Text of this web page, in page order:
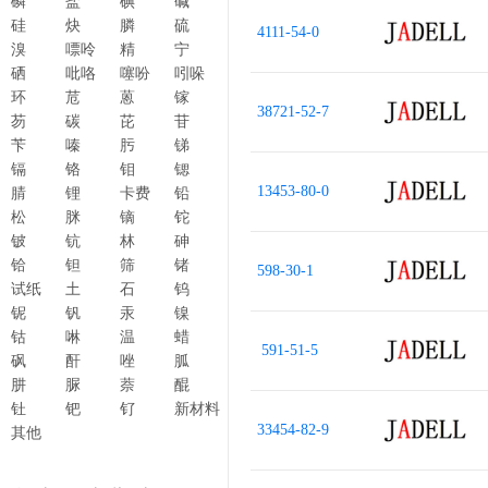
硅
炔 膦
硫
溴
嘌呤 精
宁
硒
吡咯 噻吩
吲哚
环
苊 蒽
镓
芴
碳 芘
苷
苄
嗪 肟
锑
镉
铬 钼
锶
腈
锂 卡费
铅
松
脒 镝
铊
铍
钪 林
砷
铪
钽 筛
锗
试纸
土 石
钨
铌
钒 汞
镍
钴
啉 温
蜡
砜
酐 唑
胍
肼
脲 萘
醌
钍
钯 钌
新材料
其他
4111-54-0
38721-52-7
13453-80-0
598-30-1
591-51-5
33454-82-9